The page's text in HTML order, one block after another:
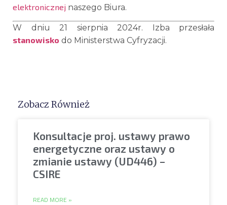
elektronicznej naszego Biura.
W dniu 21 sierpnia 2024r. Izba przesłała
stanowisko do Ministerstwa Cyfryzacji.
Zobacz Również
Konsultacje proj. ustawy prawo
energetyczne oraz ustawy o
zmianie ustawy (UD446) –
CSIRE
READ MORE »